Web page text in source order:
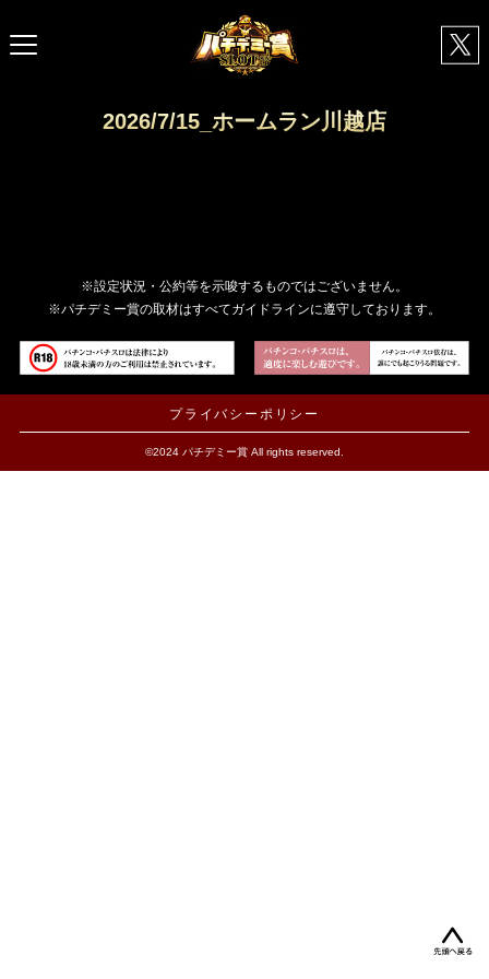
2026/7/15_ホームラン川越店
※設定状況・公約等を示唆するものではございません。
※パチデミー賞の取材はすべてガイドラインに遵守しております。
プライバシーポリシー
©2024 パチデミー賞 All rights reserved.